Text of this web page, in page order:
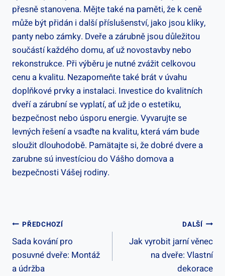
přesně stanovena. Mějte také na paměti, že k ceně
může být přidán i další příslušenství, jako jsou kliky,
panty nebo zámky. Dveře a zárubně jsou důležitou
součástí každého domu, ať už novostavby nebo
rekonstrukce. Při výběru je nutné zvážit celkovou
cenu a kvalitu. Nezapomeňte také brát v úvahu
doplňkové prvky a instalaci. Investice do kvalitních
dveří a zárubní se vyplatí, ať už jde o estetiku,
bezpečnost nebo úsporu energie. Vyvarujte se
levných řešení a vsaďte na kvalitu, která vám bude
sloužit dlouhodobě. Pamätajte si, že dobré dvere a
zarubne sú investíciou do Vášho domova a
bezpečnosti Vášej rodiny.
Navigace
Pro
Příspěvek
PŘEDCHOZÍ
Sada kování pro
posuvné dveře: Montáž
a údržba
DALŠÍ
Jak vyrobit jarní věnec
na dveře: Vlastní
dekorace